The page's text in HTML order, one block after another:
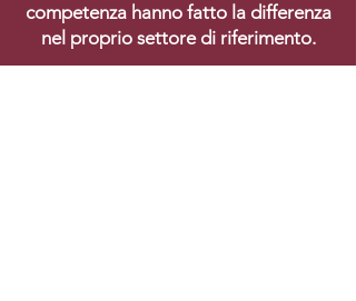
competenza hanno fatto la differenza
nel proprio settore di riferimento.